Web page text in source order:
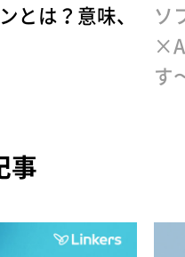
とは？意味、
ソ
す
事